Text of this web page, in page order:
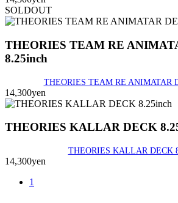
SOLDOUT
THEORIES TEAM RE
8.25inch
THEORIES TEAM RE ANIMATAR
14,300yen
THEORIES KALLAR DECK
THEORIES KALLAR DECK
14,300yen
1